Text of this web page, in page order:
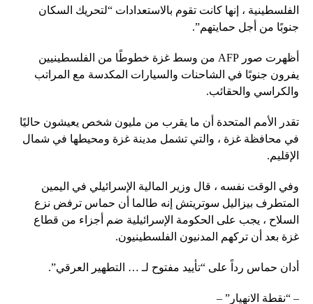
الفلسطينية ، إنها كانت تقوم بالاستعدادات “لتحريك السكان
جنوبًا من أجل حمايتهم”.
أظهرت صور AFP من وسط غزة خطوطًا من الفلسطينيين
يفرون جنوبًا في الشاحنات والسيارات المكدسة مع المراتب
والكراسي والحقائب.
تقدر الأمم المتحدة أن ما يقرب من مليون شخص يعيشون حاليًا
في محافظة غزة ، والتي تشمل مدينة غزة ومحيطها في شمال
الإقليم.
وفي الوقت نفسه ، قال وزير المالية الإسرائيلي في اليمين
المتطرف بيزاليل سوتريتش إنه طالما أن حماس ترفض نزع
السلاح ، يجب على الحكومة الإسرائيلية ضم أجزاء من قطاع
غزة بعد أن تركهم المدنيون الفلسطينيون.
أدان حماس رداً على “تأييد مفتوح لـ … التطهير العرقي”.
– “نقطة الانهيار” –